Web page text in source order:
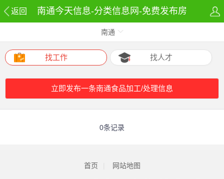
返回 南通今天信息-分类信息网-免费发布房
产,租房,招聘,兼职及58同城信息网食品
加工/处理网
南通
找工作 找人才
立即发布一条南通食品加工/处理信息
0条记录
首页 网站地图